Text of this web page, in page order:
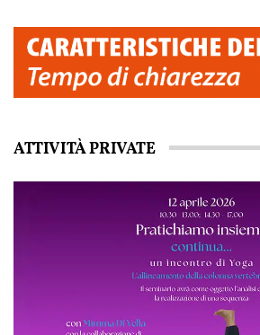
ATTIVITÀ PRIVATE